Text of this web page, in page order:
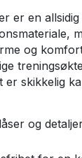
er en
og
er skikkelig
og